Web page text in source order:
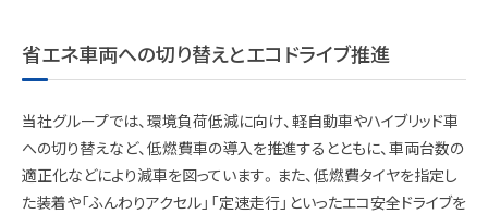
省エネ車両への切り替えとエコドライブ推進
当社グループでは、環境負荷低減に向け、軽自動車やハイブリッド車
への切り替えなど、低燃費車の導入を推進するとともに、車両台数の
適正化などにより減車を図っています。また、低燃費タイヤを指定し
た装着や「ふんわりアクセル」「定速走行」といったエコ安全ドライブを